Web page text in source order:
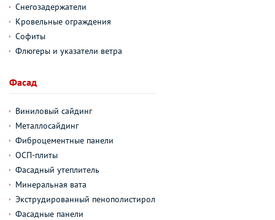
Снегозадержатели
Кровельные ограждения
Софиты
Флюгеры и указатели ветра
Фасад
Виниловый сайдинг
Металлосайдинг
Фиброцементные панели
ОСП-плиты
Фасадный утеплитель
Минеральная вата
Экструдированный пенополистирол
Фасадные панели